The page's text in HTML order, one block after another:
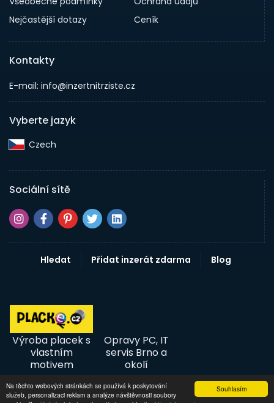
Souhlasím
Na těchto webových stránkách se používá k poskytování
služeb, personalizaci reklam a analýze návštěvnosti soubory
Nejčastější dotazy
Ceník
Kontakty
E-mail: info@inzertnitrziste.cz
Vyberte jazyk
Czech‎
Sociální sítě
Hledat Přidat inzerát zdarma Blog
Výroba placek s
vlastním
motivem
Opravy PC, IT
servis Brno a
okolí
© 2026 InzertníTržiště - Inzerce, bazar